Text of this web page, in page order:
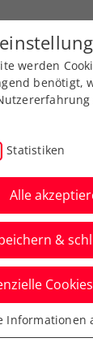
Turnier
raus.
werden
benötigt,
Statistiken
Alle
&
werden für
Informationen